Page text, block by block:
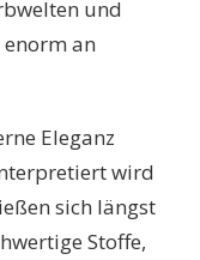
und
an
Eleganz
wird
sich längst
Stoffe,